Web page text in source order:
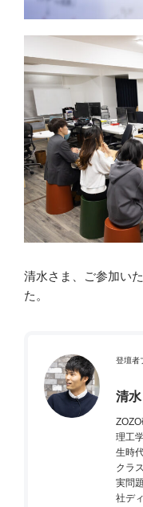
清水さま、ご参加い
た。
登壇者
清
理工
生時
クラ
実問
社デ